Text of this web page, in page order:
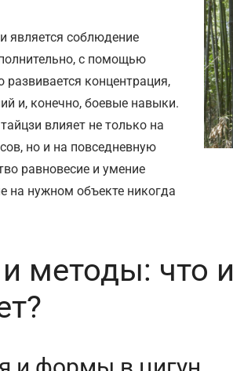
является соблюдение
с помощью
концентрация,
и, конечно, боевые навыки.
влияет не только на
но и на повседневную
равновесие и умение
на нужном объекте никогда
методы: что